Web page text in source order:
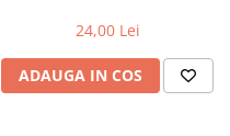
24,00 Lei
ADAUGA IN COS